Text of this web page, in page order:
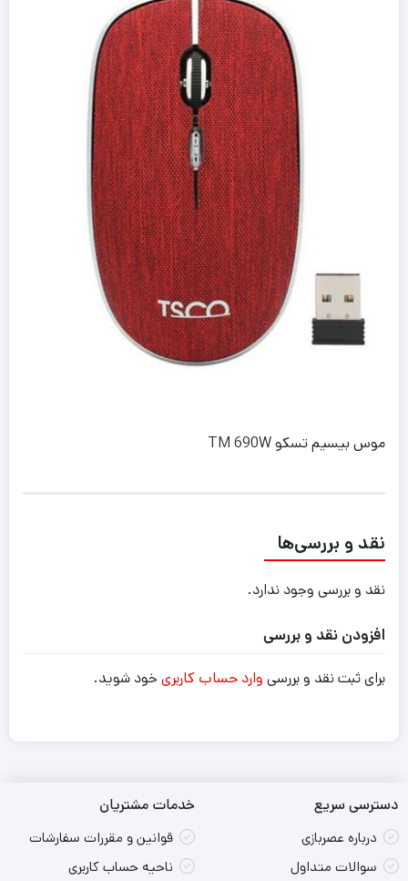
موس بیسیم تسکو TM 690W
نقد و بررسی‌ها
نقد و بررسی وجود ندارد.
افزودن نقد و بررسی
برای ثبت نقد و بررسی وارد حساب کاربری خود شوید.
دسترسی سریع
درباره عصربازی
سوالات متداول
خدمات مشتریان
قوانین و مقررات سفارشات
ناحیه حساب کاربری